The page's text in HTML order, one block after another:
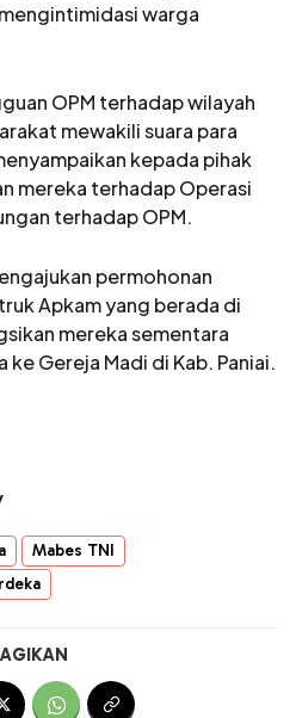
warga
OPM terhadap wilayah
mewakili suara para
kepada pihak
mereka terhadap Operasi
terhadap OPM.
permohonan
Apkam yang berada di
mereka sementara
Gereja Madi di Kab. Paniai.
Mabes TNI